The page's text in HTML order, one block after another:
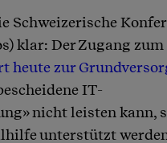
Schweizerische
klar: Der Zugang zum
heute zur
IT-
nicht leisten kann,
unterstützt